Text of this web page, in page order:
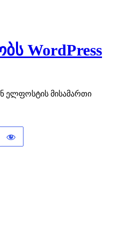
WordPress
ელფოსტის მისამართი